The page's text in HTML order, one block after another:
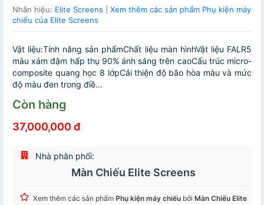
Nhãn hiệu: Elite Screens
Xem thêm các sản phẩm Phụ kiện máy
chiếu của Elite Screens
Vật liệu:Tính năng sản phẩmChất liệu màn hìnhVật liệu FALR5
màu xám đậm hấp thụ 90% ánh sáng trên caoCấu trúc micro-
composite quang học 8 lớpCải thiện độ bão hòa màu và mức
độ màu đen trong điề...
Còn hàng
37,000,000 đ
Nhà phân phối:
Màn Chiếu Elite Screens
Xem thêm các sản phẩm Phụ kiện máy chiếu bởi Màn Chiếu Elite